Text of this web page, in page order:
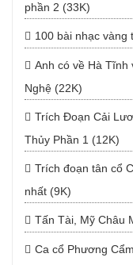
phần 2 (33K)
100 bài nhạc vàng
Anh có về Hà
Nghệ (22K)
Trích Đoạn Cải
Thủy Phần 1 (12K)
Trích đoạn tân cổ
nhất (9K)
Tấn Tài, Mỹ Châu
Ca cổ Phương